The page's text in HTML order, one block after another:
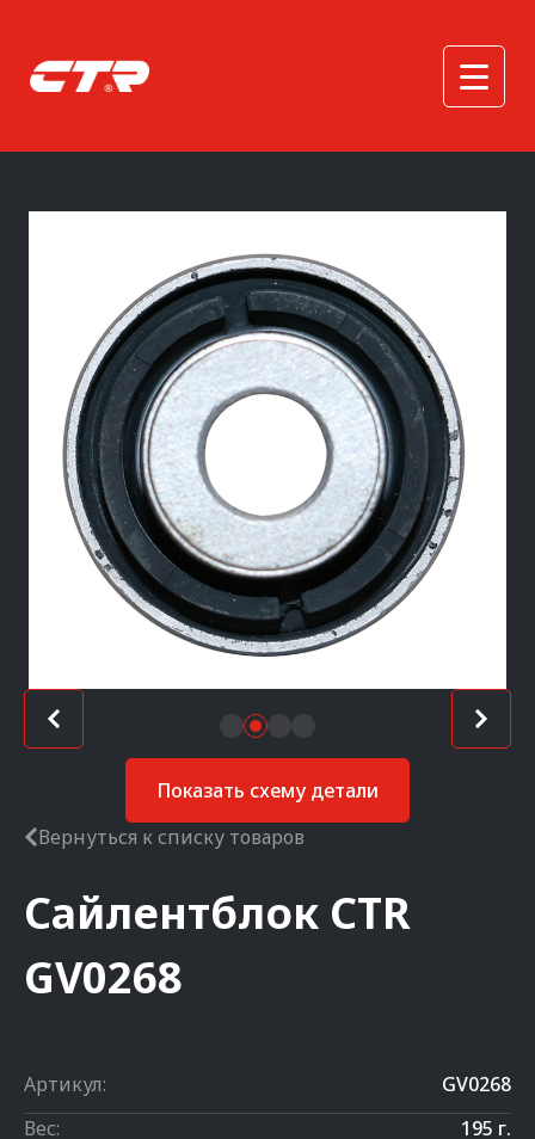
Показать схему детали
Вернуться к списку товаров
Сайлентблок CTR
GV0268
Артикул:
GV0268
Вес:
195 г.